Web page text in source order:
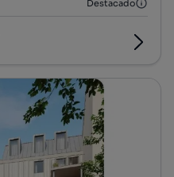
Destacado